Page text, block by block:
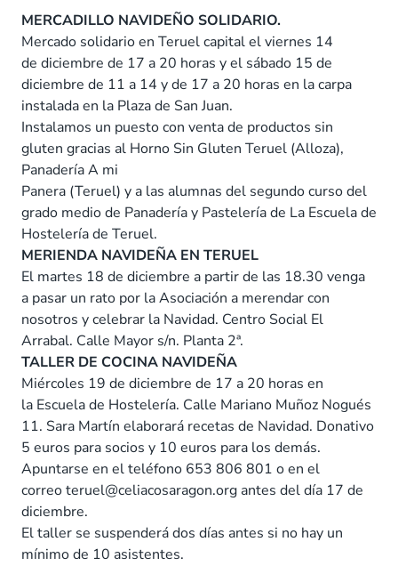
MERCADILLO NAVIDEÑO SOLIDARIO.
Mercado solidario en Teruel capital el viernes 14
de diciembre de 17 a 20 horas y el sábado 15 de
diciembre de 11 a 14 y de 17 a 20 horas en la carpa
instalada en la Plaza de San Juan.
Instalamos un puesto con venta de productos sin
gluten gracias al Horno Sin Gluten Teruel (Alloza),
Panadería A mi
Panera (Teruel) y a las alumnas del segundo curso del
grado medio de Panadería y Pastelería de La Escuela de
Hostelería de Teruel.
MERIENDA NAVIDEÑA EN TERUEL
El martes 18 de diciembre a partir de las 18.30 venga
a pasar un rato por la Asociación a merendar con
nosotros y celebrar la Navidad. Centro Social El
Arrabal. Calle Mayor s/n. Planta 2ª.
TALLER DE COCINA NAVIDEÑA
Miércoles 19 de diciembre de 17 a 20 horas en
la Escuela de Hostelería. Calle Mariano Muñoz Nogués
11. Sara Martín elaborará recetas de Navidad. Donativo
5 euros para socios y 10 euros para los demás.
Apuntarse en el teléfono 653 806 801 o en el
correo teruel@celiacosaragon.org antes del día 17 de
diciembre.
El taller se suspenderá dos días antes si no hay un
mínimo de 10 asistentes.